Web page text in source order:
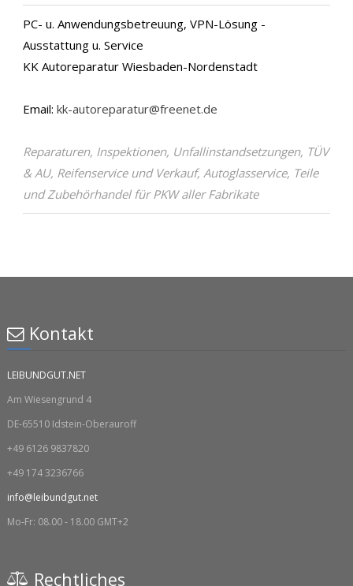
PC- u. Anwendungsbetreuung, VPN-Lösung -
Ausstattung u. Service
KK Autoreparatur Wiesbaden-Nordenstadt
Email: kk-autoreparatur@freenet.de
Reparaturen, Inspektionen, Unfallinstandsetzungen, TÜV
& AU, Reifenservice und Verkauf, Autoglasservice, Teile
und Zubehörhandel für PKW aller Fabrikate
Kontakt
LEIBUNDGUT.NET
Am Wiesengrund 4
DE-65510 Idstein-Oberauroff
+49 6126 9837820
+49 174 3236766
info@leibundgut.net
Mo-Fr: 08.00 - 18.00 GMT+2
Rechtliches